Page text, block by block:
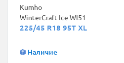
Kumho
WinterCraft Ice WI51
225/45 R18 95T XL
Наличие